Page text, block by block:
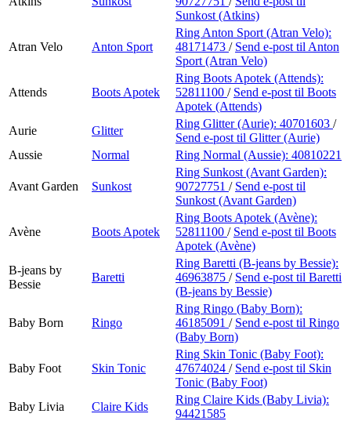
Sunkost (Atkins)
Atran Velo Anton Sport
Ring Anton Sport (Atran Velo):
48171473 / Send e-post til Anton
Sport (Atran Velo)
Attends Boots Apotek
Ring Boots Apotek (Attends):
52811100 / Send e-post til Boots
Apotek (Attends)
Aurie
Glitter
Ring Glitter (Aurie): 40701603 /
Send e-post til Glitter (Aurie)
Aussie
Normal Ring Normal (Aussie): 40810221
Avant Garden Sunkost
Ring Sunkost (Avant Garden):
90727751 / Send e-post til
Sunkost (Avant Garden)
Avène Boots Apotek
Ring Boots Apotek (Avène):
52811100 / Send e-post til Boots
Apotek (Avène)
B-jeans by
Bessie
Baretti
Ring Baretti (B-jeans by Bessie):
46963875 / Send e-post til Baretti
(B-jeans by Bessie)
Baby Born Ringo
Ring Ringo (Baby Born):
46185091 / Send e-post til Ringo
(Baby Born)
Baby Foot Skin Tonic
Ring Skin Tonic (Baby Foot):
47674024 / Send e-post til Skin
Tonic (Baby Foot)
Baby Livia
Claire Kids
Ring Claire Kids (Baby Livia):
94421585